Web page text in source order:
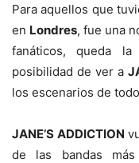
Para aquellos que
en Londres, fue una
fanáticos, queda
posibilidad de ver a
los escenarios de
JANE’S ADDICTION
de las bandas